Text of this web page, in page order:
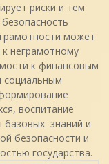
риски и тем
может
к неграмотному
к финансовым
социальным
воспитание
базовых знаний и
безопасности и
государства.